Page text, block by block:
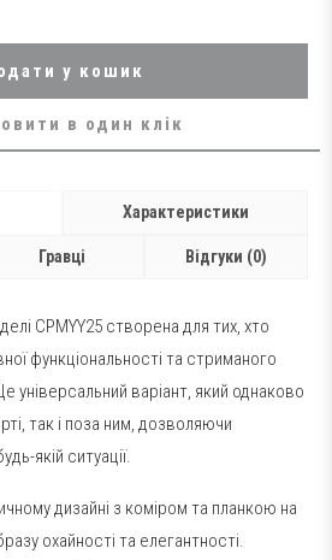
у кошик
в один клік
Характеристики
Гравці Відгуки (0)
CPMYY25 створена для тих, хто
функціональності та стриманого
універсальний варіант, який однаково
так і поза ним, дозволяючи
якій ситуації.
дизайні з коміром та планкою на
охайності та елегантності.